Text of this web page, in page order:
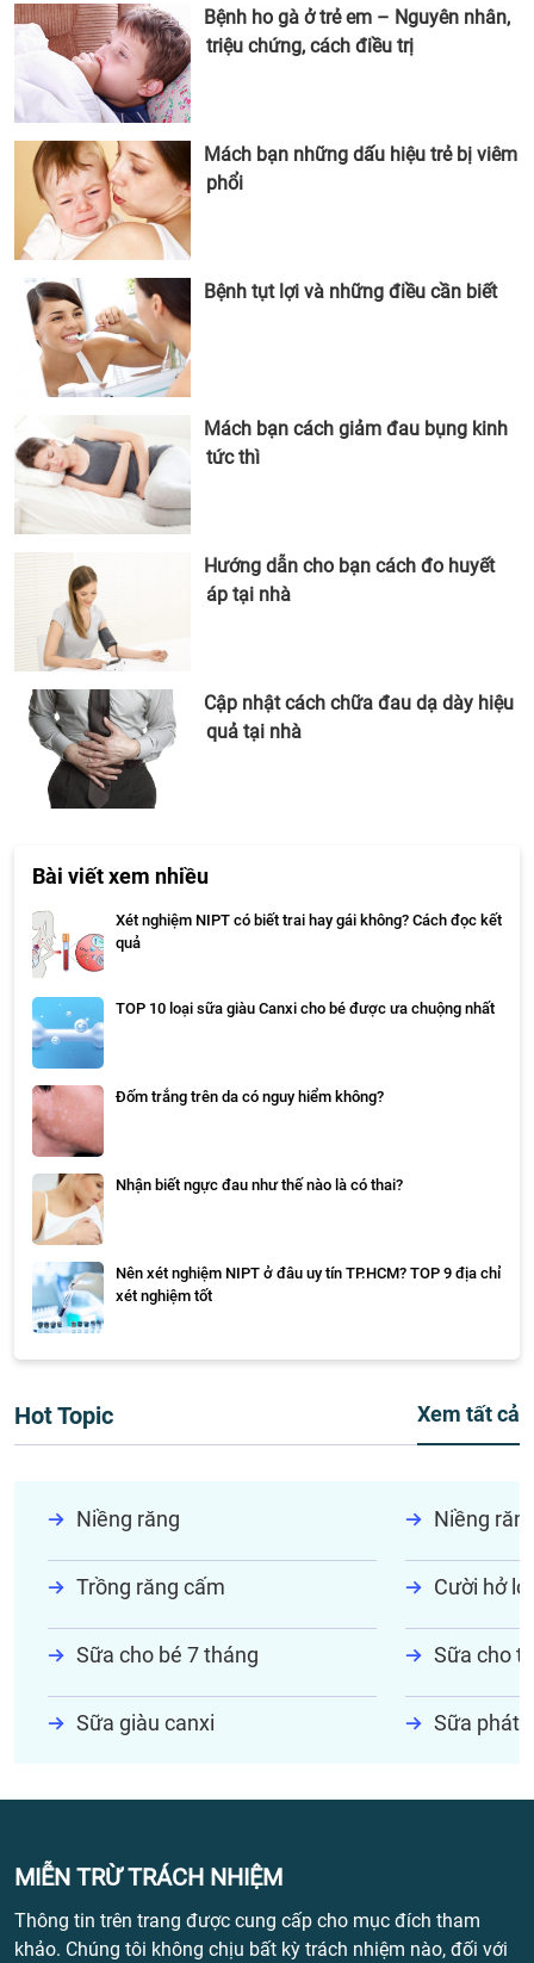
Bệnh ho gà ở trẻ em – Nguyên nhân,
triệu chứng, cách điều trị
Mách bạn những dấu hiệu trẻ bị viêm
phổi
Bệnh tụt lợi và những điều cần biết
Mách bạn cách giảm đau bụng kinh
tức thì
Hướng dẫn cho bạn cách đo huyết
áp tại nhà
Cập nhật cách chữa đau dạ dày hiệu
quả tại nhà
Bài viết xem nhiều
Xét nghiệm NIPT có biết trai hay gái không? Cách đọc kết
quả
TOP 10 loại sữa giàu Canxi cho bé được ưa chuộng nhất
Đốm trắng trên da có nguy hiểm không?
Nhận biết ngực đau như thế nào là có thai?
Nên xét nghiệm NIPT ở đâu uy tín TP.HCM? TOP 9 địa chỉ
xét nghiệm tốt
Hot Topic Xem tất cả
Niềng răng Niềng
Trồng răng cấm Cười hở lợi
Sữa cho bé 7 tháng Sữa cho
Sữa giàu canxi Sữa phát
MIỄN TRỪ TRÁCH NHIỆM
Thông tin trên trang được cung cấp cho mục đích tham
khảo. Chúng tôi không chịu bất kỳ trách nhiệm nào, đối với